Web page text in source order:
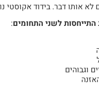
לא אותו דבר. בידוד
התייחסות לשני התחומים:
וגבוהים